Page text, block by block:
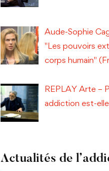
Aude-Sophie
"Les pouvoirs
corps humain"
REPLAY Arte –
addiction est-elle
Actualités de